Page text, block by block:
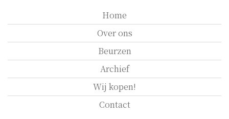
Home
Over ons
Beurzen
Archief
Wij kopen!
Contact